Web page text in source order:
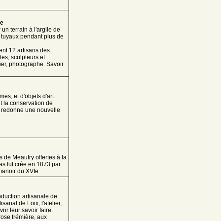
terrain à l'argile de
pendant plus de
12 artisans des
sculpteurs et
photographe. Savoir
et d'objets d'art.
la conservation de
une nouvelle
de Meautry offertes à la
fut crée en 1873 par
du XVIe
artisanale de
de Loix, l'atelier,
leur savoir faire:
trémière, aux